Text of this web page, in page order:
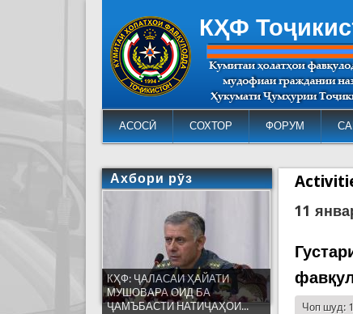
КҲФ
АСОСӢ СОХТОР ФОРУМ
11
Чоп шуд:
Ахбори рӯз
КҲФ: ҶАЛАСАИ ҲАЙАТИ
МУШОВАРА ОИД БА
ҶАМЪБАСТИ НАТИҶАҲОИ...